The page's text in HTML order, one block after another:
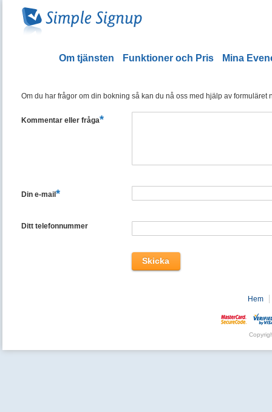
Om tjänsten Funktioner och Pris Mina
Om du har frågor om din bokning så kan du nå oss med hjälp av formuläret
Kommentar eller fråga*
Din e-mail*
Ditt telefonnummer
Hem